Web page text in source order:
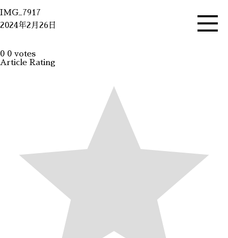
IMG_7917
2024年2月26日
0 0 votes
Article Rating